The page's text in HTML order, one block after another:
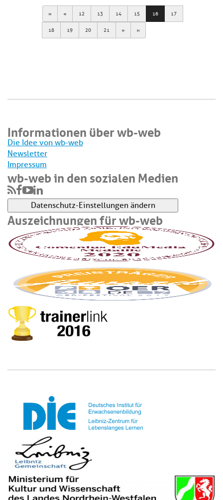
First Previous
12 13 14 15 16 17
18 19 20 21 Next Last
Informationen über wb-web
Die Idee von wb-web
Newsletter
Impressum
wb-web in den sozialen Medien
Datenschutz-Einstellungen ändern
Auszeichnungen für wb-web